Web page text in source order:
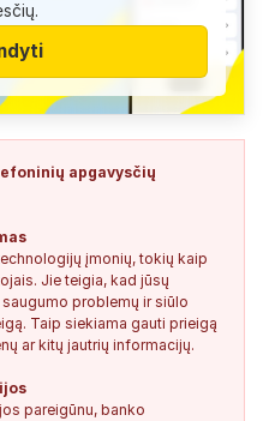
2
[vardas paslėptas] ir siūlo
Moters neturi?
02 0
numeris tiesiog Vilniaus
01
apgavysčių
įmonių, tokių kaip
Jie teigia, kad jūsų
problemų ir siūlo
Taip siekiama gauti prieigą
ar kitų jautrių informacijų.
pareigūnu, banko